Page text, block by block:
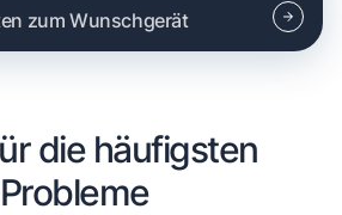
zum Wunschgerät
die häufigsten
Probleme